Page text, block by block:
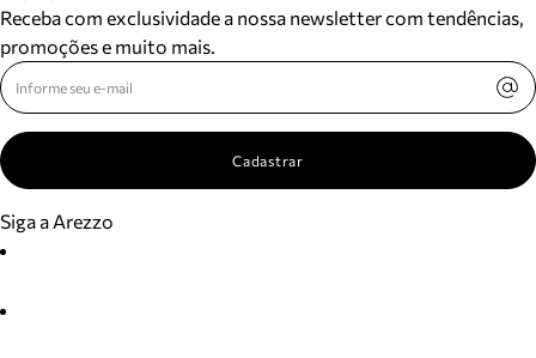
Receba com exclusividade a nossa newsletter com tendências,
promoções e muito mais.
Cadastrar
Siga a Arezzo